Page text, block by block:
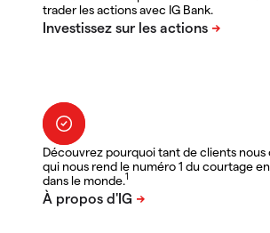
trader les actions avec IG Bank.
Découvrez pourquoi tant de clients
qui nous rend le numéro 1 du courtage
dans le monde.1